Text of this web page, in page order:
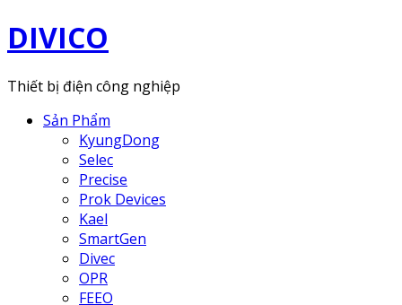
DIVICO
Thiết bị điện công nghiệp
Sản Phẩm
KyungDong
Selec
Precise
Prok Devices
Kael
SmartGen
Divec
OPR
FEEO